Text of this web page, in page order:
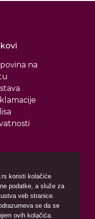
na
koristi kolačiće
podatke, a služe za
veb stranice.
se da se
ovih kolačića.